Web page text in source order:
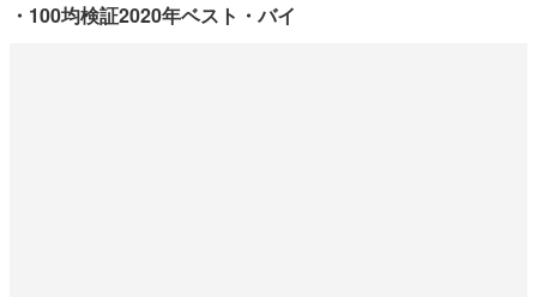
・100均検証2020年ベスト・バイ